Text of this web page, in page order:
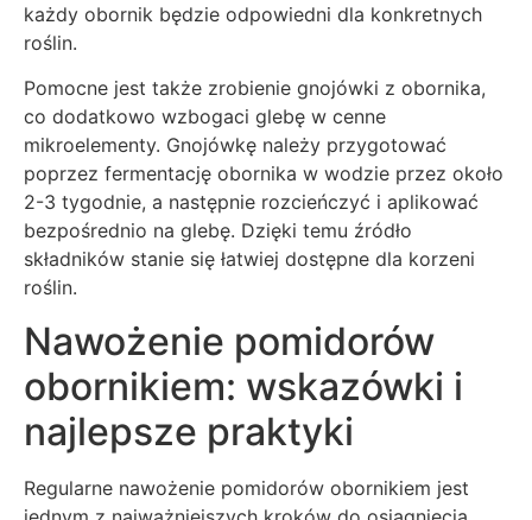
każdy obornik będzie odpowiedni dla konkretnych
roślin.
Pomocne jest także zrobienie gnojówki z obornika,
co dodatkowo wzbogaci glebę w cenne
mikroelementy. Gnojówkę należy przygotować
poprzez fermentację obornika w wodzie przez około
2-3 tygodnie, a następnie rozcieńczyć i aplikować
bezpośrednio na glebę. Dzięki temu źródło
składników stanie się łatwiej dostępne dla korzeni
roślin.
Nawożenie pomidorów
obornikiem: wskazówki i
najlepsze praktyki
Regularne nawożenie pomidorów obornikiem jest